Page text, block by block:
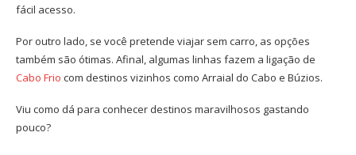
fácil acesso.
Por outro lado, se você pretende viajar sem carro, as opções
também são ótimas. Afinal, algumas linhas fazem a ligação de
Cabo Frio com destinos vizinhos como Arraial do Cabo e Búzios.
Viu como dá para conhecer destinos maravilhosos gastando
pouco?